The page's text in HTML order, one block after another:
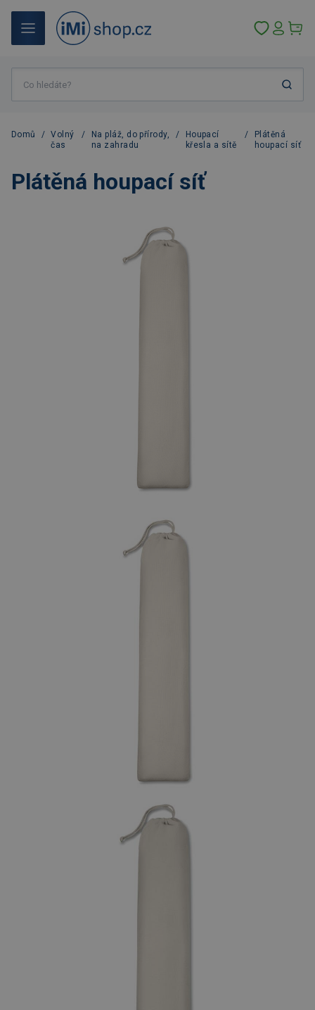
Domů /
Volný
čas
/
Na pláž, do přírody,
na zahradu
/
Houpací
křesla a sítě
/
Plátěná
houpací síť
Plátěná houpací síť